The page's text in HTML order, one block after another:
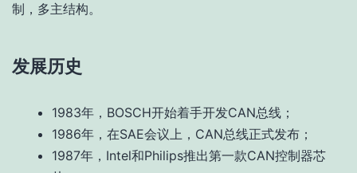
制，多主结构。
发展历史
1983年，BOSCH开始着手开发CAN总线；
1986年，在SAE会议上，CAN总线正式发布；
1987年，Intel和Philips推出第一款CAN控制器芯